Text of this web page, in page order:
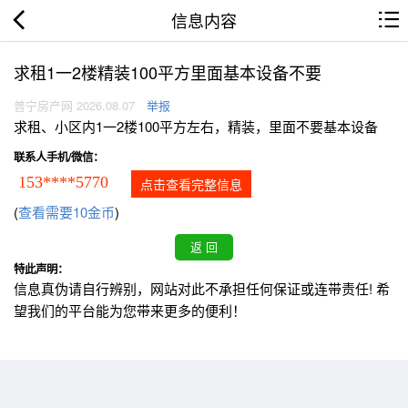
信息内容
求租1一2楼精装100平方里面基本设备不要
普宁房产网 2026.08.07 举报
求租、小区内1一2楼100平方左右，精装，里面不要基本设备
联系人手机/微信：
153****5770 点击查看完整信息
(查看需要10金币)
特此声明：
信息真伪请自行辨别，网站对此不承担任何保证或连带责任! 希
望我们的平台能为您带来更多的便利！